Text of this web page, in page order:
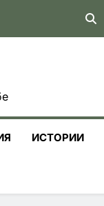
ИСТОРИИ